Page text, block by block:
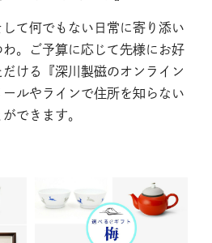
て何でもない日常に寄り添い
。ご予算に応じて先様にお好
ける『深川製磁のオンライン
ルやラインで住所を知らない
できます。